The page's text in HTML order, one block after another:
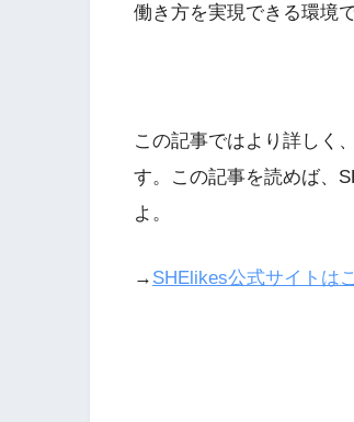
働き方を実現できる環境で
この記事ではより詳しく
す。この記事を読めば、
よ。
→ SHElikes公式サイトは